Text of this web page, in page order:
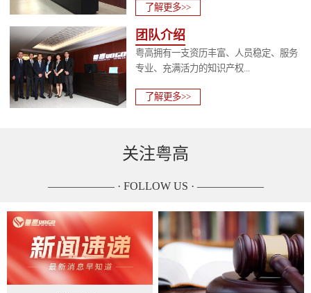
了解更多>>
团队介绍
粤高拥有一支资历丰富、人员稳定、服务
专业、充满活力的知识产权...
了解更多>>
关注粤高
—————— · FOLLOW US · ——————